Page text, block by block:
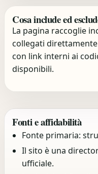
Cosa include ed
La pagina raccoglie
collegati
con link interni ai
disponibili.
Fonti e affidabilità
Fonte primaria:
Il sito è una
ufficiale.